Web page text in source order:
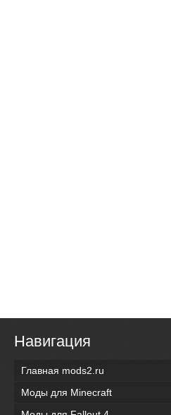
Навигация
Главная mods2.ru
Моды для Minecraft